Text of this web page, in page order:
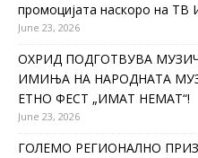
промоцијата наскоро на ТВ
June 23, 2026
ОХРИД ПОДГОТВУВА
ИМИЊА НА НАРОДНАТА
ЕТНО ФЕСТ „ИМАТ НЕМАТ“!
June 23, 2026
ГОЛЕМО РЕГИОНАЛНО